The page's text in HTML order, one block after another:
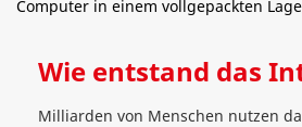
Wie entstand das
Milliarden von Menschen nutzen